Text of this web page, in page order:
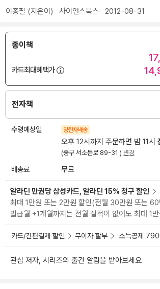
이종필 (지은이) 사이언스북스 2012-08-31
종이책
카드최대혜택가
전자책
수령예상일 양탄자배송
오후 12시까지 주문하면 밤 11시
(중구 서소문로 89-31 ) 변경
배송료 무료
알라딘 만권당 삼성카드, 알라딘 15% 청구 할인
최대 1만원 또는 2만원 할인(전월 30만원 또는
발급월 +1개월까지는 전월 실적이 없어도 최대 1
카드/간편결제 할인 무이자 할부 소득공제 790
관심 저자, 시리즈의 출간 알림을 받아보세요